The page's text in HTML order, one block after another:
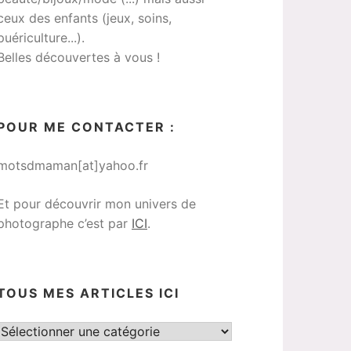
des enfants (jeux, soins,
découvertes à vous !
ME CONTACTER :
pour découvrir mon univers de
c’est par ICI.
MES ARTICLES ICI